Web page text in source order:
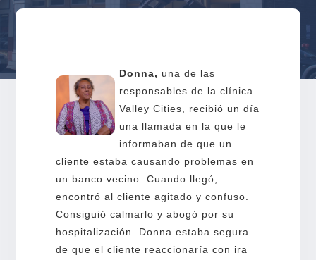
Donna, una de las
responsables de la clínica
Valley Cities, recibió un día
una llamada en la que le
informaban de que un
cliente estaba causando problemas en
un banco vecino. Cuando llegó,
encontró al cliente agitado y confuso.
Consiguió calmarlo y abogó por su
hospitalización. Donna estaba segura
de que el cliente reaccionaría con ira